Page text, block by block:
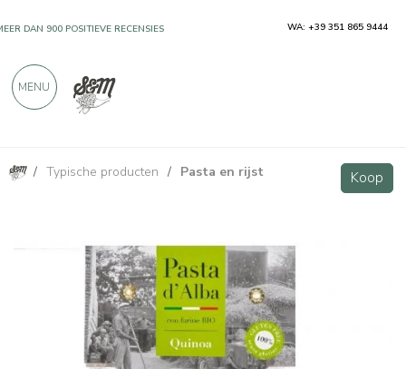
/ Typische producten / Pasta en rijst Koop
Glutenvrije biologische penne van quinoa, 250 g Koop
DAN 900 POSITIEVE RECENSIES WA: +39 351 865 9444
MENU